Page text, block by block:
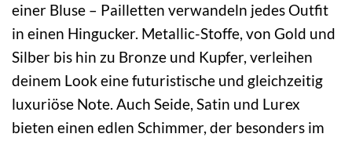
einer Bluse – Pailletten verwandeln jedes Outfit
in einen Hingucker. Metallic-Stoffe, von Gold und
Silber bis hin zu Bronze und Kupfer, verleihen
deinem Look eine futuristische und gleichzeitig
luxuriöse Note. Auch Seide, Satin und Lurex
bieten einen edlen Schimmer, der besonders im